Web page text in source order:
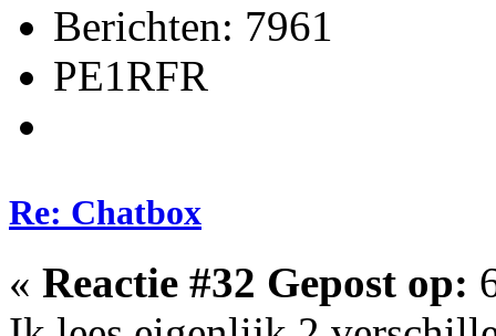
Berichten: 7961
PE1RFR
Re: Chatbox
« Reactie #32 Gepost op: